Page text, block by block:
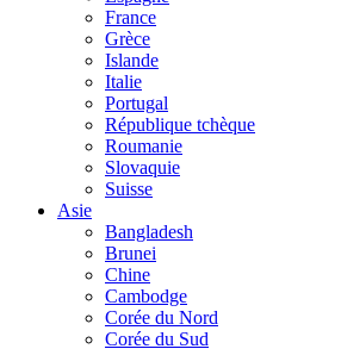
France
Grèce
Islande
Italie
Portugal
République tchèque
Roumanie
Slovaquie
Suisse
Asie
Bangladesh
Brunei
Chine
Cambodge
Corée du Nord
Corée du Sud